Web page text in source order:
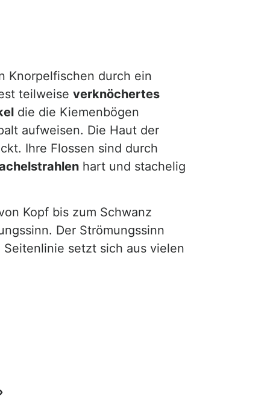
Knorpelfischen durch ein
teilweise verknöchertes
die die Kiemenbögen
aufweisen. Die Haut der
Ihre Flossen sind durch
hart und stachelig
Kopf bis zum Schwanz
Der Strömungssinn
setzt sich aus vielen